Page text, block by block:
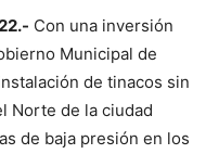
Con una inversión
Municipal de
de tinacos sin
Norte de la ciudad
de baja presión en los